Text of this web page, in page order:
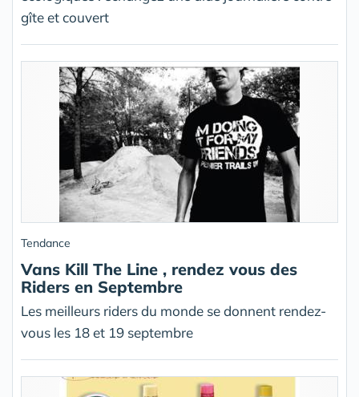
gîte et couvert
Tendance
Vans Kill The Line , rendez vous des
Riders en Septembre
Les meilleurs riders du monde se donnent rendez-
vous les 18 et 19 septembre